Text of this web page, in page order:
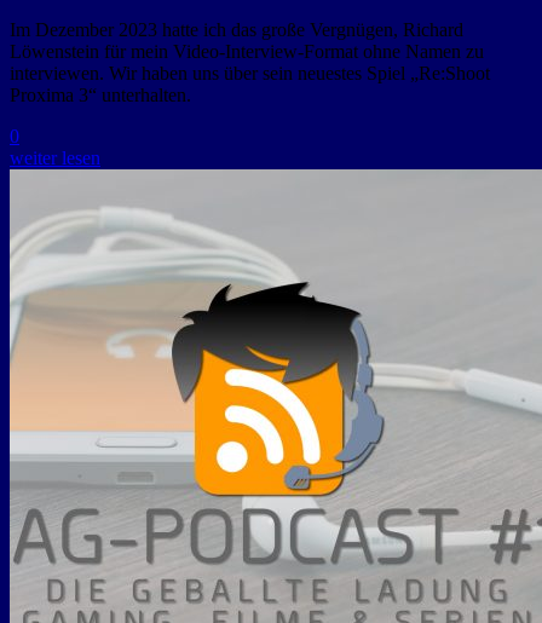
Im Dezember 2023 hatte ich das große Vergnügen, Richard
Löwenstein für mein Video-Interview-Format ohne Namen zu
interviewen. Wir haben uns über sein neuestes Spiel „Re:Shoot
Proxima 3“ unterhalten.
0
weiter lesen